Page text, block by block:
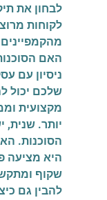
לבחון את
לקוחות
האם
ניסיון עם
שלכם יכול
מקצועית
יותר.
הסוכנות.
היא מציעה
שקוף
להבין גם